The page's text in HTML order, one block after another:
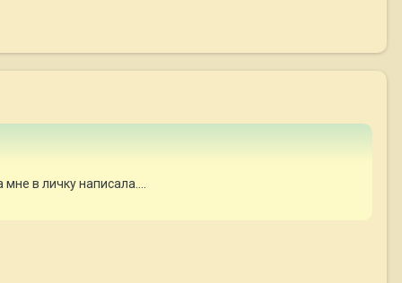
в личку написала....